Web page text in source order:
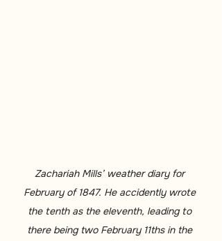
Zachariah Mills’ weather diary for
February of 1847. He accidently wrote
the tenth as the eleventh, leading to
there being two February 11ths in the